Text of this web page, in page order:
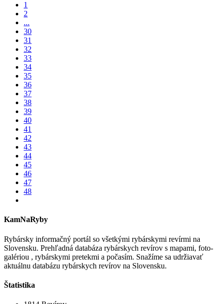
1
2
...
30
31
32
33
34
35
36
37
38
39
40
41
42
43
44
45
46
47
48
KamNaRyby
Rybársky informačný portál so všetkými rybárskymi revírmi na
Slovensku. Prehľadná databáza rybárskych revírov s mapami, foto-
galériou , rybárskymi pretekmi a počasím. Snažíme sa udržiavať
aktuálnu databázu rybárskych revírov na Slovensku.
Štatistika